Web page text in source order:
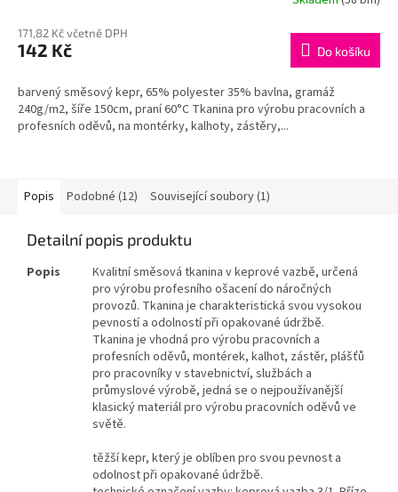
171,82 Kč včetně DPH
142 Kč Do košíku
barvený směsový kepr, 65% polyester 35% bavlna, gramáž
240g/m2, šíře 150cm, praní 60°C Tkanina pro výrobu pracovních a
profesních oděvů, na montérky, kalhoty, zástěry,...
Popis Podobné (12) Související soubory (1)
Detailní popis produktu
Popis
Kvalitní směsová tkanina v keprové vazbě, určená
pro výrobu profesního ošacení do náročných
provozů. Tkanina je charakteristická svou vysokou
pevností a odolností při opakované údržbě.
Tkanina je vhodná pro výrobu pracovních a
profesních oděvů, montérek, kalhot, zástěr, plášťů
pro pracovníky v stavebnictví, službách a
průmyslové výrobě, jedná se o nejpoužívanější
klasický materiál pro výrobu pracovních oděvů ve
světě.
těžší kepr, který je oblíben pro svou pevnost a
odolnost při opakované údržbě.